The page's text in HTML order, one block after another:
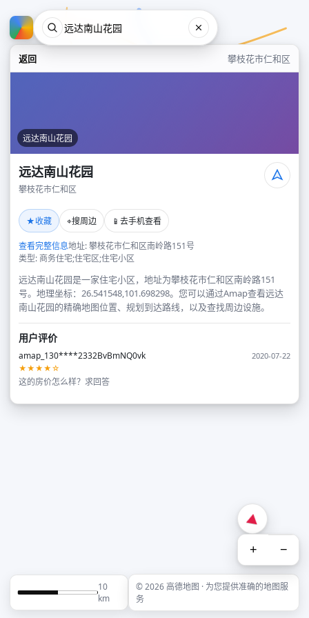
返回 攀枝花市仁和区
远达南山花园
远达南山花园
攀枝花市仁和区
★收藏 ⌖搜周边 📱 去手机查看
查看完整信息地址: 攀枝花市仁和区南岭路151号
类型: 商务住宅;住宅区;住宅小区
远达南山花园是一家住宅小区，地址为攀枝花市仁和区南岭路151
号。地理坐标：26.541548,101.698298。您可以通过Amap查看远达
南山花园的精确地图位置、规划到达路线，以及查找周边设施。
用户评价
amap_130****2332BvBmNQ0vk
2020-07-22
★★★★☆
这的房价怎么样？求回答
+ −
10
km
© 2026 高德地图 · 为您提供准确的地图服
务